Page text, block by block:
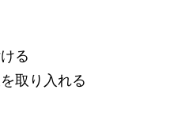
る
取り入れる